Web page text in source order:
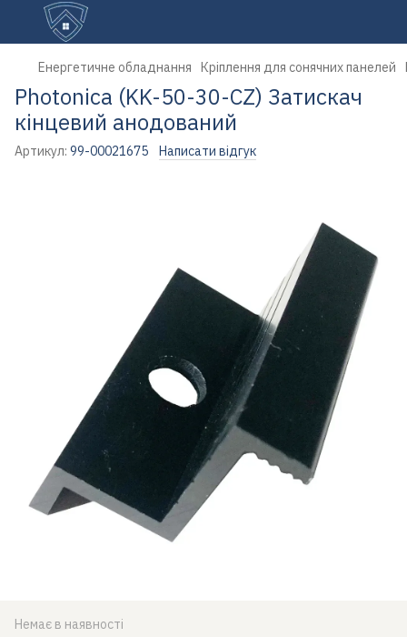
Енергетичне обладнання Кріплення для сонячних панелей
Photonica (KK-50-30-CZ) Затискач
кінцевий анодований
Артикул: 99-00021675 Написати відгук
Немає в наявності